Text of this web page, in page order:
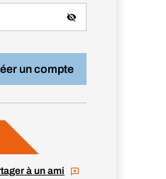
un compte
à un ami